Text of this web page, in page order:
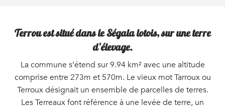
Terrou est situé dans le Ségala lotois, sur une terre
d’élevage.
La commune s’étend sur 9.94 km² avec une altitude
comprise entre 273m et 570m. Le vieux mot Tarroux ou
Terroux désignait un ensemble de parcelles de terres.
Les Terreaux font référence à une levée de terre, un